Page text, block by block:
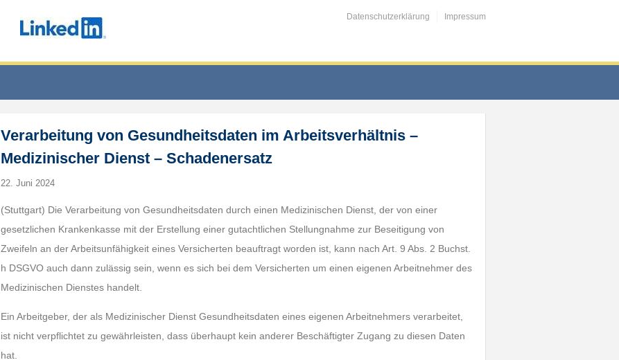
Datenschutzerklärung Impressum
Verarbeitung von Gesundheitsdaten im Arbeitsverhältnis –
Medizinischer Dienst – Schadenersatz
22. Juni 2024
(Stuttgart) Die Verarbeitung von Gesundheitsdaten durch einen Medizinischen Dienst, der von einer
gesetzlichen Krankenkasse mit der Erstellung einer gutachtlichen Stellungnahme zur Beseitigung von
Zweifeln an der Arbeitsunfähigkeit eines Versicherten beauftragt worden ist, kann nach Art. 9 Abs. 2 Buchst.
h DSGVO auch dann zulässig sein, wenn es sich bei dem Versicherten um einen eigenen Arbeitnehmer des
Medizinischen Dienstes handelt.
Ein Arbeitgeber, der als Medizinischer Dienst Gesundheitsdaten eines eigenen Arbeitnehmers verarbeitet,
ist nicht verpflichtet zu gewährleisten, dass überhaupt kein anderer Beschäftigter Zugang zu diesen Daten
hat.